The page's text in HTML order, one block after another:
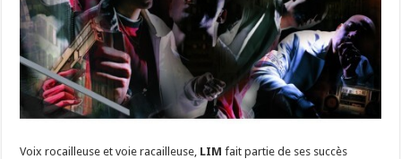
Voix rocailleuse et voie racailleuse, LIM fait partie de ses succès